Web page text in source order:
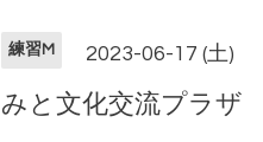
練習M 2023-06-17 (土)
みと文化交流プラザ